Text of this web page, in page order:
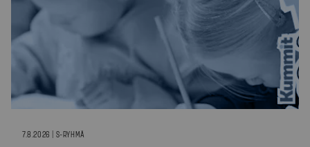
7.8.2026 | S-RYHMÄ